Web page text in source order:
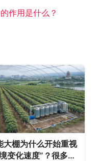
作用是什么？
大棚为什么开始重视
变化速度”？很多农